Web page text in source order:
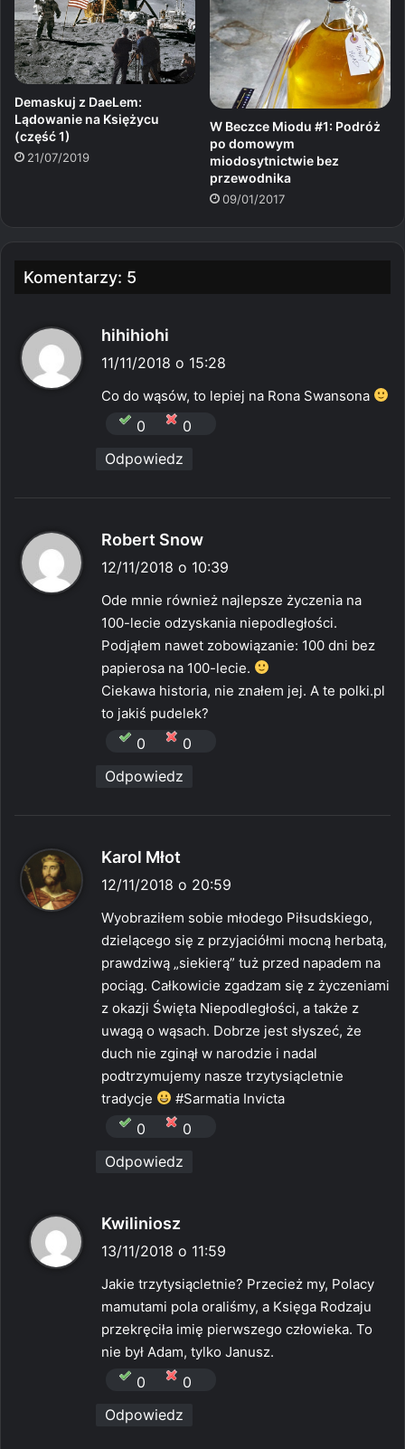
Demaskuj z DaeLem:
Lądowanie na Księżycu
(część 1)
21/07/2019
W Beczce Miodu #1: Podróż
po domowym
miodosytnictwie bez
przewodnika
09/01/2017
Komentarzy: 5
hihihiohi
i
z
:
11/11/2018 o 15:28
Co do wąsów, to lepiej na Rona Swansona
0
0
Odpowiedz
Robert Snow
i
z
e
:
12/11/2018 o 10:39
Ode mnie również najlepsze życzenia na
100-lecie odzyskania niepodległości.
Podjąłem nawet zobowiązanie: 100 dni bez
papierosa na 100-lecie.
Ciekawa historia, nie znałem jej. A te polki.pl
to jakiś pudelek?
0
0
Odpowiedz
Karol Młot
i
z
e
:
12/11/2018 o 20:59
Wyobraziłem sobie młodego Piłsudskiego,
dzielącego się z przyjaciółmi mocną herbatą,
prawdziwą „siekierą” tuż przed napadem na
pociąg. Całkowicie zgadzam się z życzeniami
z okazji Święta Niepodległości, a także z
uwagą o wąsach. Dobrze jest słyszeć, że
duch nie zginął w narodzie i nadal
podtrzymujemy nasze trzytysiącletnie
tradycje
#Sarmatia Invicta
0
0
Odpowiedz
Kwiliniosz
i
z
e
:
13/11/2018 o 11:59
Jakie trzytysiącletnie? Przecież my, Polacy
mamutami pola oraliśmy, a Księga Rodzaju
przekręciła imię pierwszego człowieka. To
nie był Adam, tylko Janusz.
0
0
Odpowiedz